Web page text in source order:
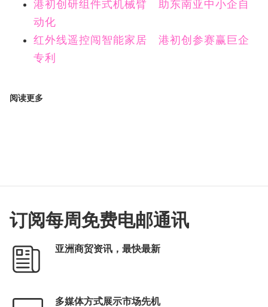
港初创研组件式机械臂 助东南亚中小企自
动化
红外线遥控闯智能家居 港初创参赛赢巨企
专利
阅读更多
订阅每周免费电邮通讯
亚洲商贸资讯，最快最新
多媒体方式展示市场先机